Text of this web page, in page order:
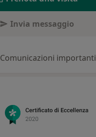
Invia messaggio
Comunicazioni importanti